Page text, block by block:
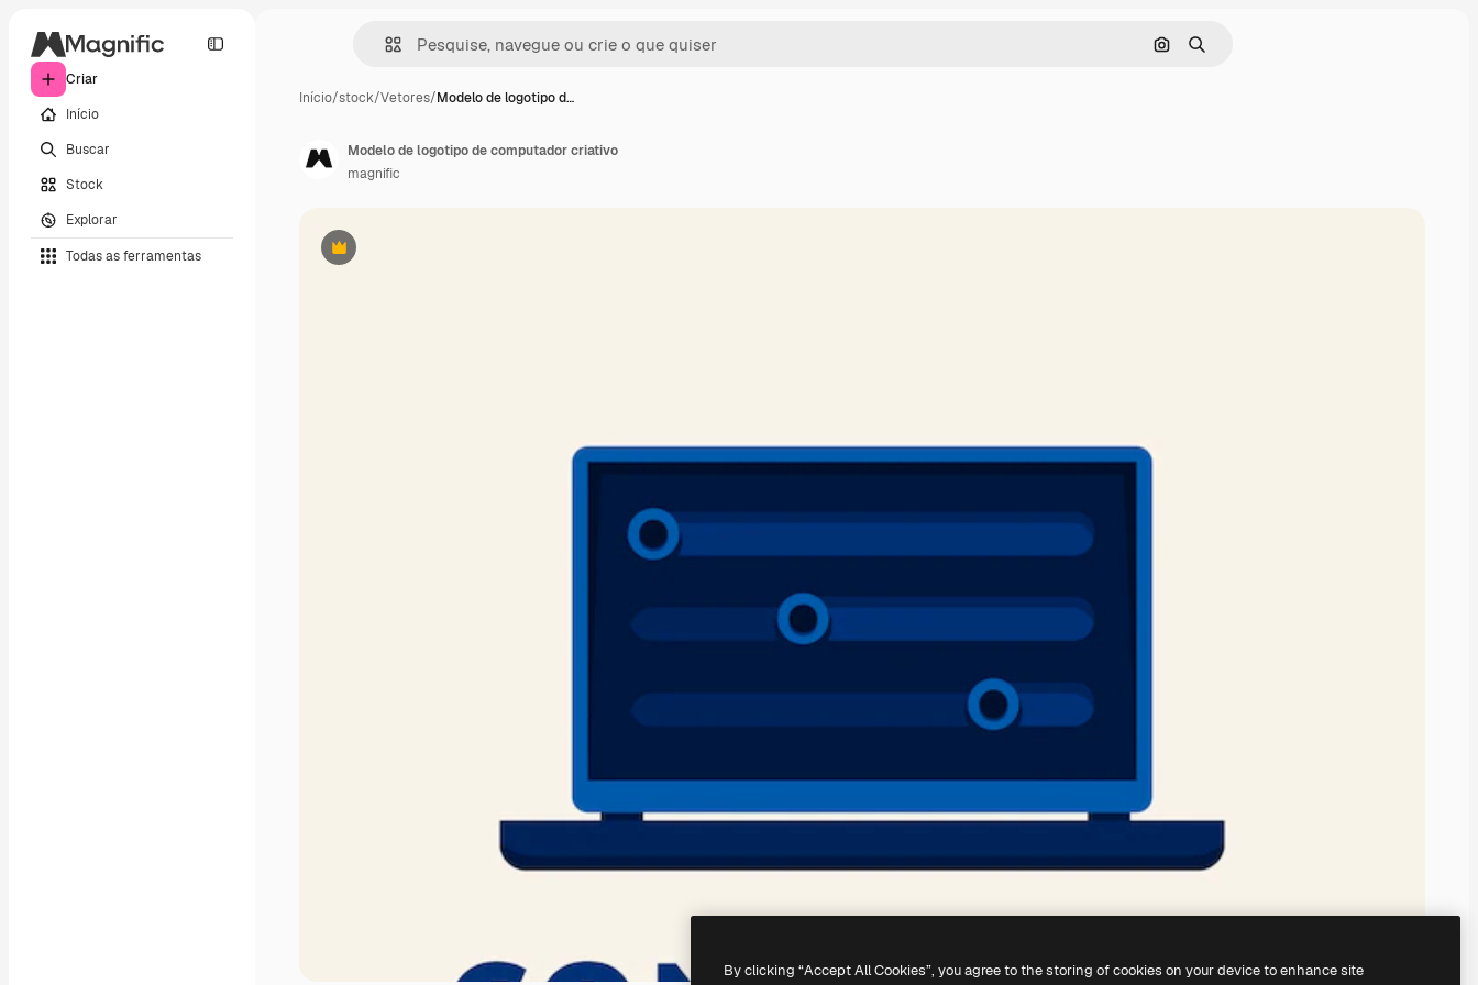
Criar
Início
Buscar
Stock
Explorar
Todas as ferramentas
Pesquisar por imagem
Buscar
Início/stock/Vetores/Modelo de logotipo d…
Premium
Modelo de logotipo de computador criativo
magnific
By clicking “Accept All Cookies”, you agree to the storing of cookies on your device to enhance site